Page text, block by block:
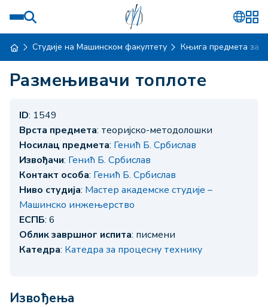
Студије на Машинском факултету Књига предмета за
Размењивачи топлоте
ID: 1549
Врста предмета: теоријско-методолошки
Носилац предмета: Генић Б. Србислав
Извођачи: Генић Б. Србислав
Контакт особа: Генић Б. Србислав
Ниво студија: Мастер академске студије –
Машинско инжењерство
ЕСПБ: 6
Облик завршног испита: писмени
Катедра: Катедра за процесну технику
Извођења